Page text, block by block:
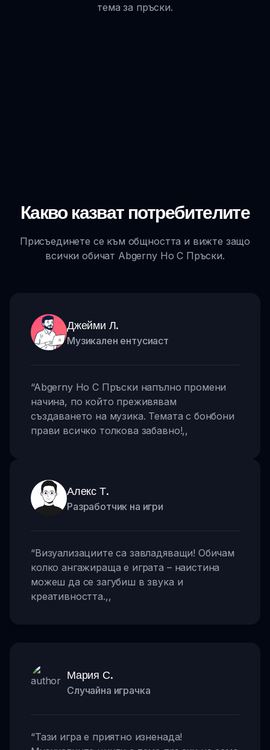
тема за пръски.
Какво казват потребителите
Присъединете се към общността и вижте защо
всички обичат Abgerny Но С Пръски.
Джейми Л.
Музикален ентусиаст
“Abgerny Но С Пръски напълно промени
начина, по който преживявам
създаването на музика. Темата с бонбони
прави всичко толкова забавно!,,
Алекс Т.
Разработчик на игри
“Визуализациите са завладяващи! Обичам
колко ангажираща е играта – наистина
можеш да се загубиш в звука и
креативността.,,
Мария С.
Случайна играчка
“Тази игра е приятно изненада!